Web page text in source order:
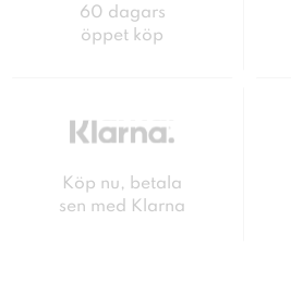
60 dagars
öppet köp
Köp nu, betala
sen med Klarna